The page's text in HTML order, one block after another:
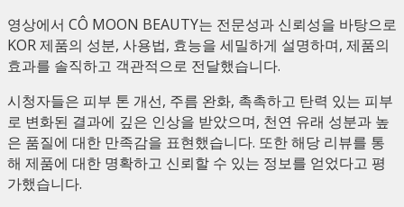
영상에서 CÔ MOON BEAUTY는 전문성과 신뢰성을 바탕으로
KOR 제품의 성분, 사용법, 효능을 세밀하게 설명하며, 제품의
효과를 솔직하고 객관적으로 전달했습니다.
시청자들은 피부 톤 개선, 주름 완화, 촉촉하고 탄력 있는 피부
로 변화된 결과에 깊은 인상을 받았으며, 천연 유래 성분과 높
은 품질에 대한 만족감을 표현했습니다. 또한 해당 리뷰를 통
해 제품에 대한 명확하고 신뢰할 수 있는 정보를 얻었다고 평
가했습니다.